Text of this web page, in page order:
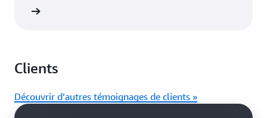
Clients
Découvrir d’autres témoignages de clients »